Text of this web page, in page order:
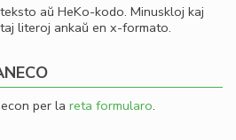
aŭ HeKo-kodo. Minuskloj kaj
literoj ankaŭ en x-formato.
per la reta formularo.